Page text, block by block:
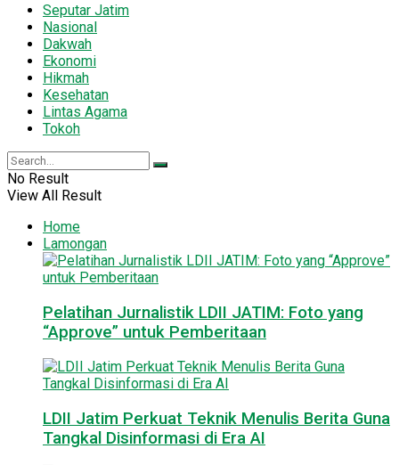
Seputar Jatim
Nasional
Dakwah
Ekonomi
Hikmah
Kesehatan
Lintas Agama
Tokoh
No Result
View All Result
Home
Lamongan
Pelatihan Jurnalistik LDII JATIM: Foto yang
“Approve” untuk Pemberitaan
LDII Jatim Perkuat Teknik Menulis Berita Guna
Tangkal Disinformasi di Era AI